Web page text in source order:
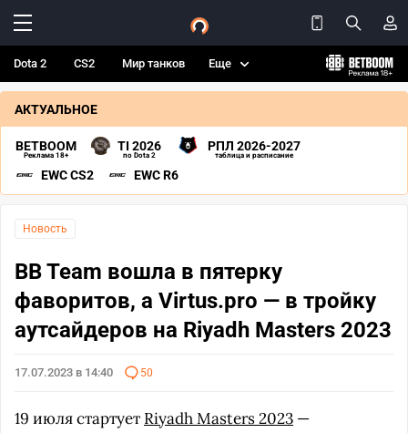
Dota 2 CS2 Мир танков Еще
АКТУАЛЬНОЕ
BETBOOM
Реклама 18+
TI 2026
по Dota 2
РПЛ 2026-2027
таблица и расписание
EWC CS2 EWC R6
Новость
BB Team вошла в пятерку
фаворитов, а Virtus.pro — в тройку
аутсайдеров на Riyadh Masters 2023
17.07.2023 в 14:40 50
19 июля стартует Riyadh Masters 2023 —